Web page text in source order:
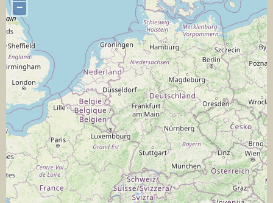
−